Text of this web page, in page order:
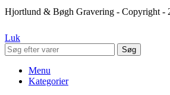
Hjortlund & Bøgh Gravering - Copyright -
Luk
Søg
Menu
Kategorier